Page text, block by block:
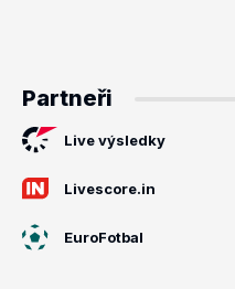
Partneři
Live výsledky
Livescore.in
EuroFotbal